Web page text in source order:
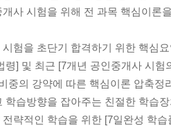
사 시험을 위해 전 과목 핵심이론
시험을 초단기 합격하기 위한 핵심
령] 및 최근 [7개년 공인중개사 시험
중의 강약에 따른 핵심이론 압축
학습방향을 잡아주는 친절한 학습
전략적인 학습을 위한 [7일완성 학습